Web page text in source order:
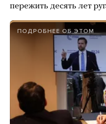
пережить десять лет
ПОДРОБНЕЕ ОБ ЭТОМ